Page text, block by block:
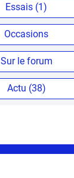
Essais (1)
Occasions
Sur le forum
Actu (38)